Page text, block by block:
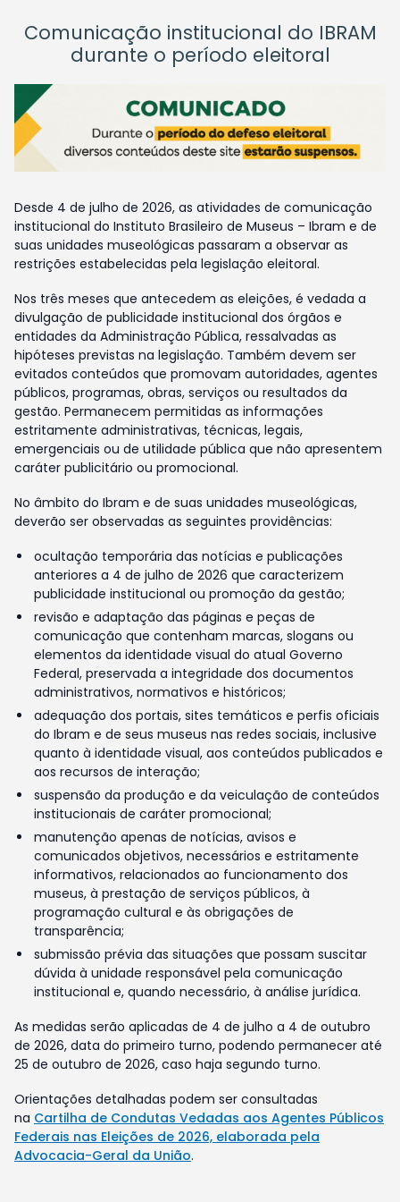
Comunicação institucional do IBRAM
durante o período eleitoral
Desde 4 de julho de 2026, as atividades de comunicação
institucional do Instituto Brasileiro de Museus – Ibram e de
suas unidades museológicas passaram a observar as
restrições estabelecidas pela legislação eleitoral.
Nos três meses que antecedem as eleições, é vedada a
divulgação de publicidade institucional dos órgãos e
entidades da Administração Pública, ressalvadas as
hipóteses previstas na legislação. Também devem ser
evitados conteúdos que promovam autoridades, agentes
públicos, programas, obras, serviços ou resultados da
gestão. Permanecem permitidas as informações
estritamente administrativas, técnicas, legais,
emergenciais ou de utilidade pública que não apresentem
caráter publicitário ou promocional.
No âmbito do Ibram e de suas unidades museológicas,
deverão ser observadas as seguintes providências:
ocultação temporária das notícias e publicações
anteriores a 4 de julho de 2026 que caracterizem
publicidade institucional ou promoção da gestão;
revisão e adaptação das páginas e peças de
comunicação que contenham marcas, slogans ou
elementos da identidade visual do atual Governo
Federal, preservada a integridade dos documentos
administrativos, normativos e históricos;
adequação dos portais, sites temáticos e perfis oficiais
do Ibram e de seus museus nas redes sociais, inclusive
quanto à identidade visual, aos conteúdos publicados e
aos recursos de interação;
suspensão da produção e da veiculação de conteúdos
institucionais de caráter promocional;
manutenção apenas de notícias, avisos e
comunicados objetivos, necessários e estritamente
informativos, relacionados ao funcionamento dos
museus, à prestação de serviços públicos, à
programação cultural e às obrigações de
transparência;
submissão prévia das situações que possam suscitar
dúvida à unidade responsável pela comunicação
institucional e, quando necessário, à análise jurídica.
As medidas serão aplicadas de 4 de julho a 4 de outubro
de 2026, data do primeiro turno, podendo permanecer até
25 de outubro de 2026, caso haja segundo turno.
Orientações detalhadas podem ser consultadas
na Cartilha de Condutas Vedadas aos Agentes Públicos
Federais nas Eleições de 2026, elaborada pela
Advocacia-Geral da União.